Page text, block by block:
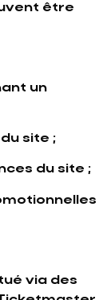
être
un
site ;
du site ;
via des